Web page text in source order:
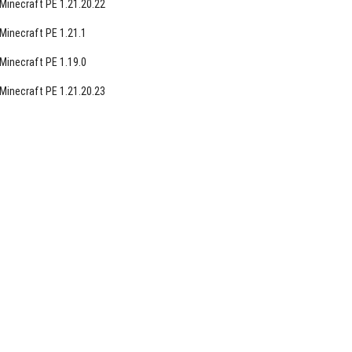
Minecraft PE 1.21.20.22
Minecraft PE 1.21.1
Minecraft PE 1.19.0
Minecraft PE 1.21.20.23